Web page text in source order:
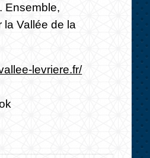
Ensemble,
la Vallée de la
levriere.fr/